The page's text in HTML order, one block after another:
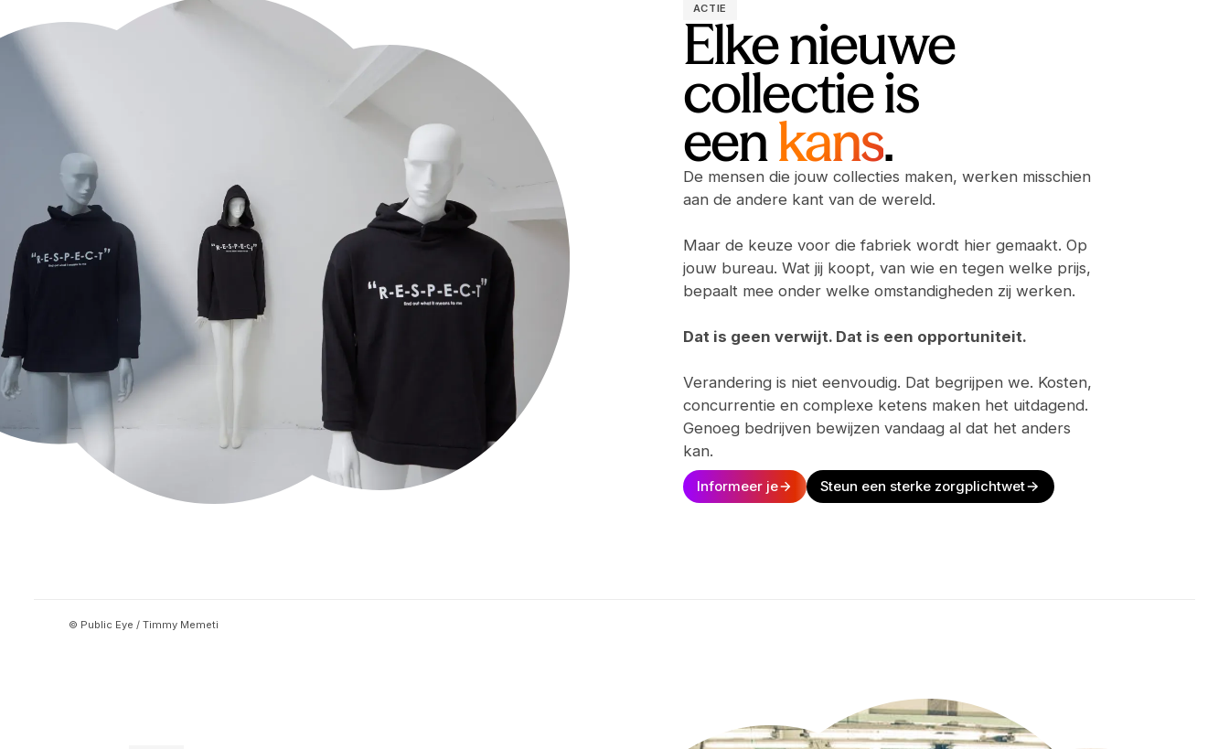
ACTIE
Elke nieuwe
collectie is
eenkans.
De mensen die jouw collecties maken, werken misschien
aan de andere kant van de wereld.
Maar de keuze voor die fabriek wordt hier gemaakt. Op
jouw bureau. Wat jij koopt, van wie en tegen welke prijs,
bepaalt mee onder welke omstandigheden zij werken.
Dat is geen verwijt. Dat is een opportuniteit.
Verandering is niet eenvoudig. Dat begrijpen we. Kosten,
concurrentie en complexe ketens maken het uitdagend.
Genoeg bedrijven bewijzen vandaag al dat het anders
kan.
Informeer je Steun een sterke zorgplichtwet
© Public Eye / Timmy Memeti